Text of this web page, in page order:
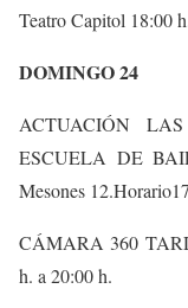
Teatro Capitol 18:00
DOMINGO 24
ACTUACIÓN
ESCUELA DE
Mesones
CÁMARA 360
h. a 20:00 h.